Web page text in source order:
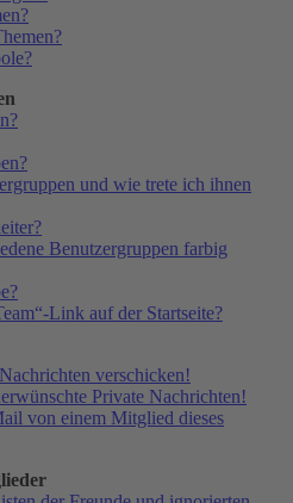
und wie trete ich ihnen
Benutzergruppen farbig
Link auf der Startseite?
verschicken!
Private Nachrichten!
von einem Mitglied dieses